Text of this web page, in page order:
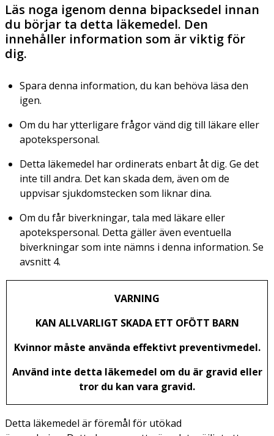
Läs noga igenom denna bipacksedel innan
du börjar ta detta läkemedel. Den
innehåller information som är viktig för
dig.
Spara denna information, du kan behöva läsa den
igen.
Om du har ytterligare frågor vänd dig till läkare eller
apotekspersonal.
Detta läkemedel har ordinerats enbart åt dig. Ge det
inte till andra. Det kan skada dem, även om de
uppvisar sjukdomstecken som liknar dina.
Om du får biverkningar, tala med läkare eller
apotekspersonal. Detta gäller även eventuella
biverkningar som inte nämns i denna information. Se
avsnitt 4.
VARNING
KAN ALLVARLIGT SKADA ETT OFÖTT BARN
Kvinnor måste använda effektivt preventivmedel.
Använd inte detta läkemedel om du är gravid eller
tror du kan vara gravid.
Detta läkemedel är föremål för utökad